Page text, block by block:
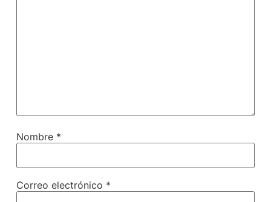
Nombre *
Correo electrónico *